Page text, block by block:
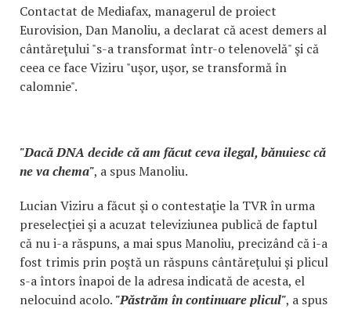
Contactat de Mediafax, managerul de proiect
Eurovision, Dan Manoliu, a declarat că acest demers al
cântăreţului "s-a transformat într-o telenovelă" şi că
ceea ce face Viziru "uşor, uşor, se transformă în
calomnie".
"Dacă DNA decide că am făcut ceva ilegal, bănuiesc că
ne va chema", a spus Manoliu.
Lucian Viziru a făcut şi o contestaţie la TVR în urma
preselecţiei şi a acuzat televiziunea publică de faptul
că nu i-a răspuns, a mai spus Manoliu, precizând că i-a
fost trimis prin poştă un răspuns cântăreţului şi plicul
s-a întors înapoi de la adresa indicată de acesta, el
nelocuind acolo. "Păstrăm în continuare plicul", a spus